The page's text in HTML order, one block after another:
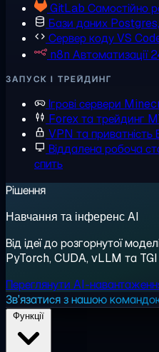
GitLab Самостійно
Бази даних
Сервер кодуVS
n8n Автоматизації
ЗАПУСК І ТРЕЙДИНГ
Ігрові сервери
Forex та трейдинг
VPN та приватність
Віддалена робоча
спить
Рішення
Навчання та інференс AI
Від ідеї до розгорнутої
PyTorch, CUDA, vLLM та
Переглянути AI-
Зв'язатися з нашою